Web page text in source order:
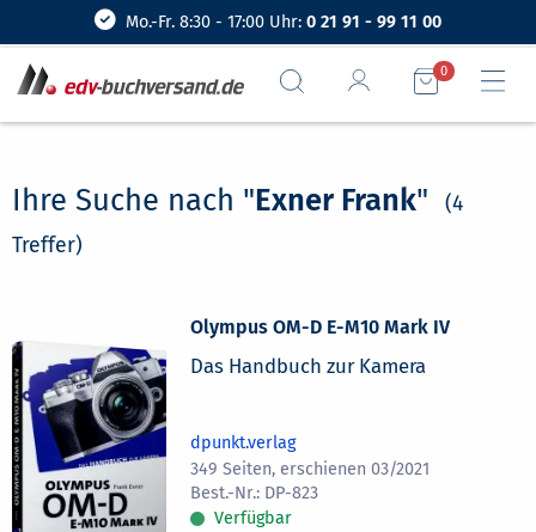
Mo.-Fr. 8:30 - 17:00 Uhr: 0 21 91 - 99 11 00
0
Ihre Suche nach "Exner Frank"
(4
Treffer)
Olympus OM-D E-M10 Mark IV
Das Handbuch zur Kamera
dpunkt.verlag
349 Seiten, erschienen 03/2021
DP-823
Verfügbar